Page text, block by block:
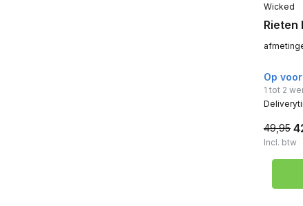
Wicked
Rieten
Op
1 tot 2
49,95
Incl. btw